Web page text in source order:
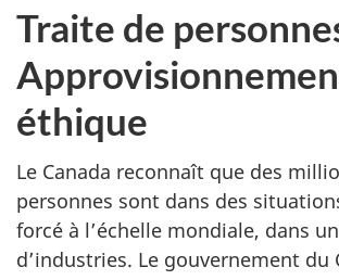
r
a
t
o
n
g
o
Traite de
éthique
Le Canada reconnaît que des
personnes sont dans des
forcé à l’échelle mondiale, dans
d’industries. Le gouvernement du